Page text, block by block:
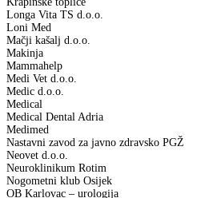
Longa Vita TS d.o.o.
Loni Med
Mačji kašalj d.o.o.
Makinja
Mammahelp
Medi Vet d.o.o.
Medic d.o.o.
Medical
Medical Dental Adria
Medimed
Nastavni zavod za javno zdravsko PGŽ
Neovet d.o.o.
Neuroklinikum Rotim
Nogometni klub Osijek
OB Karlovac – urologija